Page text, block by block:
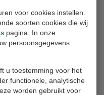
voor cookies instellen.
soorten cookies die wij
pagina. In onze
persoonsgegevens
u toestemming voor het
functionele, analytische
worden gebruikt voor
en